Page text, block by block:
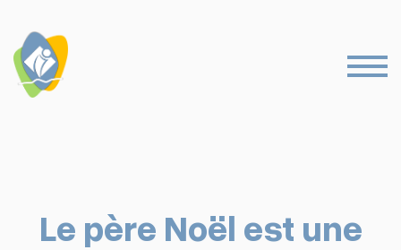
Le père Noël est une